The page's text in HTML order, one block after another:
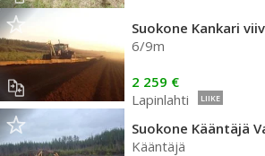
Suokone Kankari
6/9m
2 259 €
Lapinlahti
LIIKE
Kääntäjä